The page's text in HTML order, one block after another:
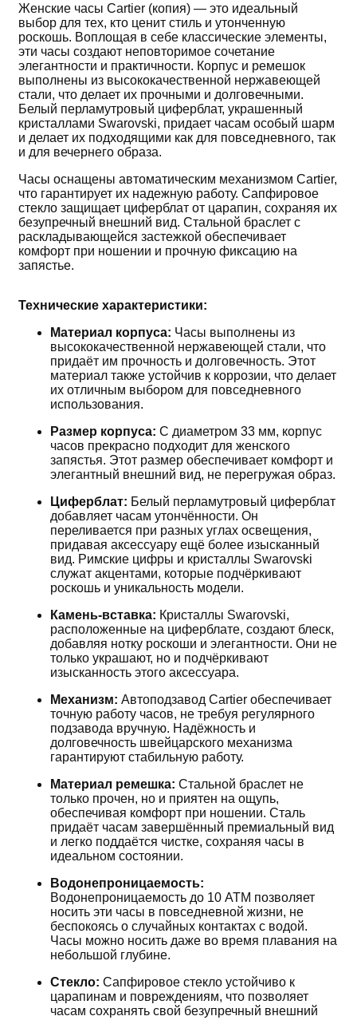
Женские часы Cartier (копия) — это идеальный
выбор для тех, кто ценит стиль и утонченную
роскошь. Воплощая в себе классические элементы,
эти часы создают неповторимое сочетание
элегантности и практичности. Корпус и ремешок
выполнены из высококачественной нержавеющей
стали, что делает их прочными и долговечными.
Белый перламутровый циферблат, украшенный
кристаллами Swarovski, придает часам особый шарм
и делает их подходящими как для повседневного, так
и для вечернего образа.
Часы оснащены автоматическим механизмом Cartier,
что гарантирует их надежную работу. Сапфировое
стекло защищает циферблат от царапин, сохраняя их
безупречный внешний вид. Стальной браслет с
раскладывающейся застежкой обеспечивает
комфорт при ношении и прочную фиксацию на
запястье.
Технические характеристики:
Материал корпуса: Часы выполнены из
высококачественной нержавеющей стали, что
придаёт им прочность и долговечность. Этот
материал также устойчив к коррозии, что делает
их отличным выбором для повседневного
использования.
Размер корпуса: С диаметром 33 мм, корпус
часов прекрасно подходит для женского
запястья. Этот размер обеспечивает комфорт и
элегантный внешний вид, не перегружая образ.
Циферблат: Белый перламутровый циферблат
добавляет часам утончённости. Он
переливается при разных углах освещения,
придавая аксессуару ещё более изысканный
вид. Римские цифры и кристаллы Swarovski
служат акцентами, которые подчёркивают
роскошь и уникальность модели.
Камень-вставка: Кристаллы Swarovski,
расположенные на циферблате, создают блеск,
добавляя нотку роскоши и элегантности. Они не
только украшают, но и подчёркивают
изысканность этого аксессуара.
Механизм: Автоподзавод Cartier обеспечивает
точную работу часов, не требуя регулярного
подзавода вручную. Надёжность и
долговечность швейцарского механизма
гарантируют стабильную работу.
Материал ремешка: Стальной браслет не
только прочен, но и приятен на ощупь,
обеспечивая комфорт при ношении. Сталь
придаёт часам завершённый премиальный вид
и легко поддаётся чистке, сохраняя часы в
идеальном состоянии.
Водонепроницаемость:
Водонепроницаемость до 10 ATM позволяет
носить эти часы в повседневной жизни, не
беспокоясь о случайных контактах с водой.
Часы можно носить даже во время плавания на
небольшой глубине.
Стекло: Сапфировое стекло устойчиво к
царапинам и повреждениям, что позволяет
часам сохранять свой безупречный внешний